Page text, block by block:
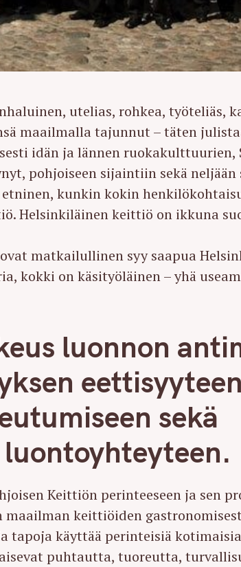
utelias, rohkea, työteliäs,
maailmalla tajunnut – täten
idän ja lännen ruokakulttuurien,
pohjoiseen sijaintiin sekä neljään
kunkin kokin
Helsinkiläinen keittiö on ikkuna
matkailullinen syy saapua
kokki on käsityöläinen – yhä
luonnon
sekä
Keittiön perinteeseen ja sen
keittiöiden
tapoja käyttää perinteisiä
puhtautta, tuoreutta,